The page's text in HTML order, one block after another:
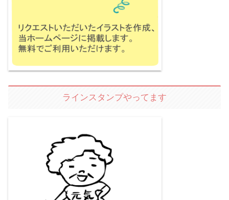
ラインスタンプやってます